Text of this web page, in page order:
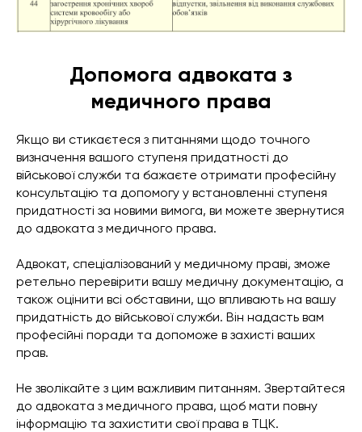
Допомога адвоката з
медичного права
Якщо ви стикаєтеся з питаннями щодо точного
визначення вашого ступеня придатності до
військової служби та бажаєте отримати професійну
консультацію та допомогу у встановленні ступеня
придатності за новими вимога, ви можете звернутися
до адвоката з медичного права.
Адвокат, спеціалізований у медичному праві, зможе
ретельно перевірити вашу медичну документацію, а
також оцінити всі обставини, що впливають на вашу
придатність до військової служби. Він надасть вам
професійні поради та допоможе в захисті ваших
прав.
Не зволікайте з цим важливим питанням. Звертайтеся
до адвоката з медичного права, щоб мати повну
інформацію та захистити свої права в ТЦК.